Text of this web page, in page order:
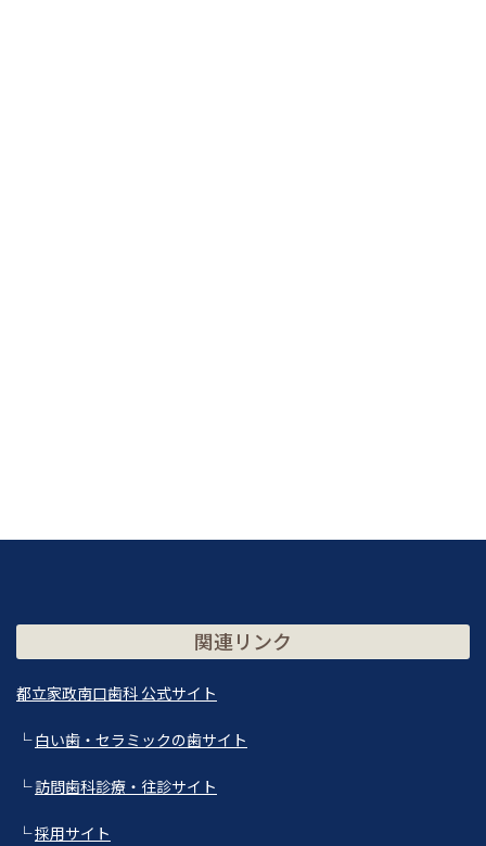
関連リンク
都立家政南口歯科 公式サイト
└白い歯・セラミックの歯サイト
└訪問歯科診療・往診サイト
└採用サイト